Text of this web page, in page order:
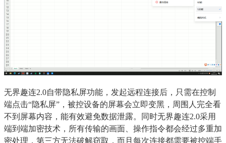
无界趣连2.0自带隐私屏功能，发起远程连接后，只需在控制
端点击“隐私屏”，被控设备的屏幕会立即变黑，周围人完全看
不到屏幕内容，能有效避免数据泄露。同时无界趣连2.0采用
端到端加密技术，所有传输的画面、操作指令都会经过多重加
密处理，第三方无法破解窃取，而且每次连接都需要被控端手